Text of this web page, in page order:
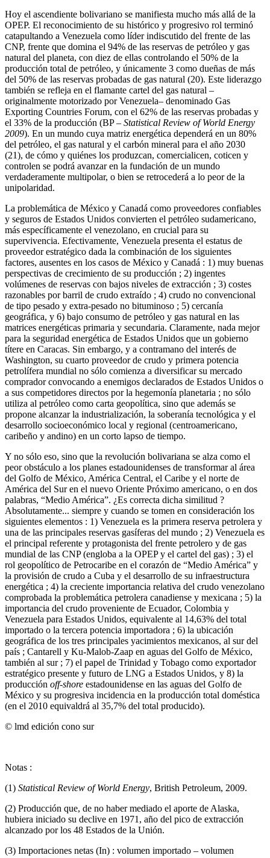
Hoy el ascendiente bolivariano se manifiesta mucho más allá de la
OPEP. El reconocimiento de su histórico y progresivo rol terminó
catapultando a Venezuela como líder indiscutido del frente de las
CNP, frente que domina el 94% de las reservas de petróleo y gas
natural del planeta, con diez de ellas controlando el 50% de la
producción total de petróleo, y únicamente 3 como dueñas de más
del 50% de las reservas probadas de gas natural (20). Este liderazgo
también se refleja en el flamante cartel del gas natural –
originalmente motorizado por Venezuela– denominado Gas
Exporting Countries Forum, con el 62% de las reservas probadas y
el 33% de la producción (BP – Statistical Review of World Energy
2009). En un mundo cuya matriz energética dependerá en un 80%
del petróleo, el gas natural y el carbón mineral para el año 2030
(21), de cómo y quiénes los produzcan, comercialicen, coticen y
controlen se podrá avanzar en la fundación de un mundo
verdaderamente multipolar, o bien se retrocederá a lo peor de la
unipolaridad.
La problemática de México y Canadá como proveedores confiables
y seguros de Estados Unidos convierten el petróleo sudamericano,
más específicamente el venezolano, en crucial para su
supervivencia. Efectivamente, Venezuela presenta el estatus de
proveedor estratégico dada la combinación de los siguientes
factores, ausentes en los casos de México y Canadá : 1) muy buenas
perspectivas de crecimiento de su producción ; 2) ingentes
volúmenes de reservas con bajos niveles de extracción ; 3) costes
razonables por barril de crudo extraído ; 4) crudo no convencional
de tipo pesado y extra-pesado no bituminoso ; 5) cercanía
geográfica, y 6) bajo consumo de petróleo y gas natural en las
matrices energéticas primaria y secundaria. Claramente, nada mejor
para la seguridad energética de Estados Unidos que un gobierno
títere en Caracas. Sin embargo, y a contramano del interés de
Washington, su cuarto proveedor de crudo y primera potencia
petrolífera mundial no sólo comienza a diversificar su mercado
comprador convocando a enemigos declarados de Estados Unidos o
a sus competidores directos por la hegemonía planetaria ; no sólo
utiliza al petróleo como carta geopolítica, sino que además se
propone alcanzar la industrialización, la soberanía tecnológica y el
desarrollo socioeconómico local y regional (centroamericano,
caribeño y andino) en un corto lapso de tiempo.
Y no sólo eso, sino que la revolución bolivariana se alza como el
peor obstáculo a los planes estadounidenses de transformar al área
del Golfo de México, América Central, el Caribe y el norte de
América del Sur en el nuevo Oriente Próximo americano, o en dos
palabras, “Medio América”. ¿Es correcta dicha similitud ?
Absolutamente... siempre y cuando se tomen en consideración los
siguientes elementos : 1) Venezuela es la primera reserva petrolera y
una de las principales reservas gasíferas del mundo ; 2) Venezuela es
el principal referente y protagonista del frente petrolero y de gas
mundial de las CNP (engloba a la OPEP y el cartel del gas) ; 3) el
rol geopolítico de Petrocaribe en el corazón de “Medio América” y
la provisión de crudo a Cuba y el desarrollo de su infraestructura
energética ; 4) la creciente importancia relativa del crudo venezolano
comprobada la problemática petrolera canadiense y mexicana ; 5) la
importancia del crudo proveniente de Ecuador, Colombia y
Venezuela para Estados Unidos, equivalente al 14,63% del total
importado o la tercera potencia importadora ; 6) la ubicación
geográfica de los tres principales yacimientos mexicanos, al sur del
país ; Cantarell y Ku-Malob-Zaap en aguas del Golfo de México,
también al sur ; 7) el papel de Trinidad y Tobago como exportador
estratégico presente y futuro de LNG a Estados Unidos, y 8) la
producción off-shore estadounidense en las aguas del Golfo de
México y su progresiva incidencia en la producción total doméstica
(en el 2010 equivaldrá al 35,7% del total producido).
© lmd edición cono sur
Notas :
(1) Statistical Review of World Energy, British Petroleum, 2009.
(2) Producción que, de no haber mediado el aporte de Alaska,
hubiera iniciado su declive en 1971, año del pico de extracción
alcanzado por los 48 Estados de la Unión.
(3) Importaciones netas (In) : volumen importado – volumen